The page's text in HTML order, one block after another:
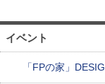
イベント
「FPの家」